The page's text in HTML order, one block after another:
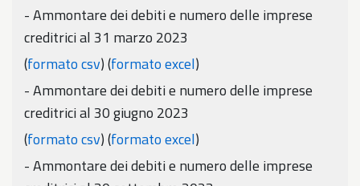
- Ammontare dei debiti e numero delle imprese
creditrici al 31 marzo 2023
(formato csv) (formato excel)
- Ammontare dei debiti e numero delle imprese
creditrici al 30 giugno 2023
(formato csv) (formato excel)
- Ammontare dei debiti e numero delle imprese